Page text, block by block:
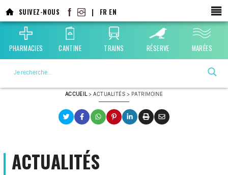
au
contenu
principal
SUIVEZ-NOUS | FR EN
PHARMACIES CANTINE TRAINS RÉSERVE MARÉES
ACCUEIL>ACTUALITÉS > PATRIMOINE
ACTUALITÉS